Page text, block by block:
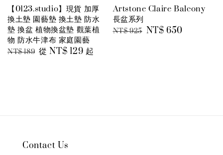
【0123.studio】現貨 加厚
換土墊 園藝墊 換土墊 防水
墊 換盆 植物換盆墊 觀葉植
物 防水牛津布 家庭園藝
Regular
NT$ 189 Sale
從NT$ 129 起
Artstone Claire Balcony
長盆系列
Regular
NT$ 925 Sale
NT$ 650
Contact Us